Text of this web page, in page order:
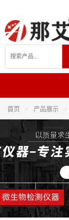
首页 › 产品展示 ›